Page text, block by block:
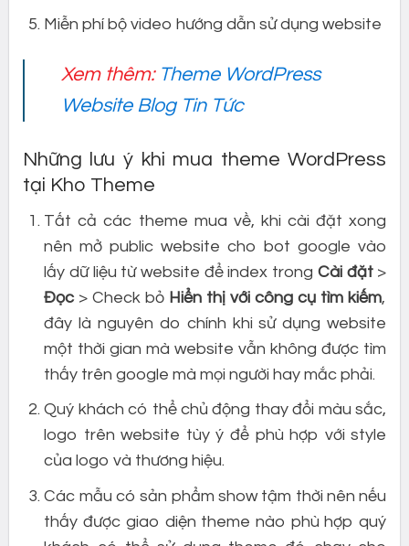
Miễn phí bộ video hướng dẫn sử dụng website
Xem thêm: Theme WordPress
Website Blog Tin Tức
Những lưu ý khi mua theme WordPress
tại Kho Theme
Tất cả các theme mua về, khi cài đặt xong
nên mở public website cho bot google vào
lấy dữ liệu từ website để index trong Cài đặt>
Đọc> Check bỏ Hiển thị với công cụ tìm kiếm,
đây là nguyên do chính khi sử dụng website
một thời gian mà website vẫn không được tìm
thấy trên google mà mọi người hay mắc phải.
Quý khách có thể chủ động thay đổi màu sắc,
logo trên website tùy ý để phù hợp với style
của logo và thương hiệu.
Các mẫu có sản phẩm show tậm thời nên nếu
thấy được giao diện theme nào phù hợp quý